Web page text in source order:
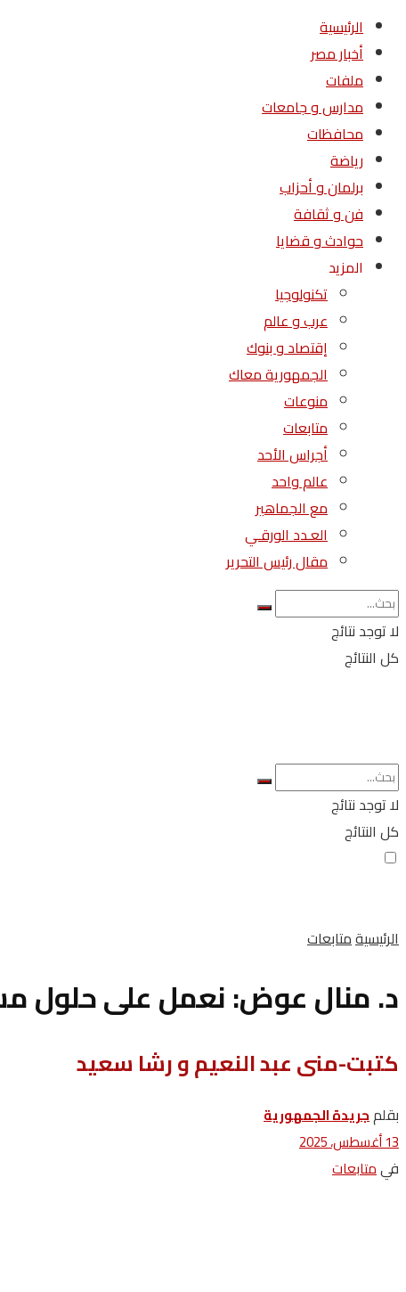
الرئيسية
أخبار مصر
ملفات
مدارس و جامعات
محافظات
رياضة
برلمان و أحزاب
فن و ثقافة
حوادث و قضايا
المزيد
تكنولوجيا
عرب و عالم
إقتصاد و بنوك
الجمهورية معاك
منوعات
متابعات
أجراس الأحد
عالم واحد
مع الجماهير
العـدد الورقـي
مقال رئيس التحرير
لا توجد نتائج
كل النتائج
لا توجد نتائج
كل النتائج
الرئيسيةمتابعات
د. منال عوض: نعمل على حلول
كتبت-منى عبد النعيم و رشا سعيد
بقلمجريدة الجمهورية
13 أغسطس، 2025
فيمتابعات